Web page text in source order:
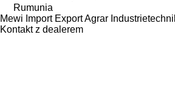
Rumunia
Mewi Import Export Agrar
Kontakt z dealerem